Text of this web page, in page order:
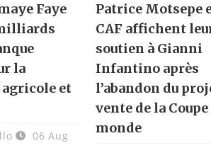
Faye
la
et
06 Aug
Patrice Motsepe
CAF affichent
soutien à Gianni
Infantino après
l’abandon du
vente de la Coupe
monde